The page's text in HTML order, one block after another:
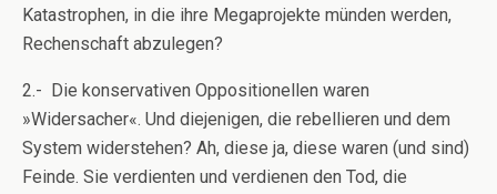
Katastrophen, in die ihre Megaprojekte münden werden,
Rechenschaft abzulegen?
2.- Die konservativen Oppositionellen waren
»Widersacher«. Und diejenigen, die rebellieren und dem
System widerstehen? Ah, diese ja, diese waren (und sind)
Feinde. Sie verdienten und verdienen den Tod, die